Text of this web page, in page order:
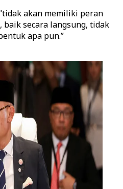
akan memiliki peran
baik secara langsung, tidak
apa pun.”